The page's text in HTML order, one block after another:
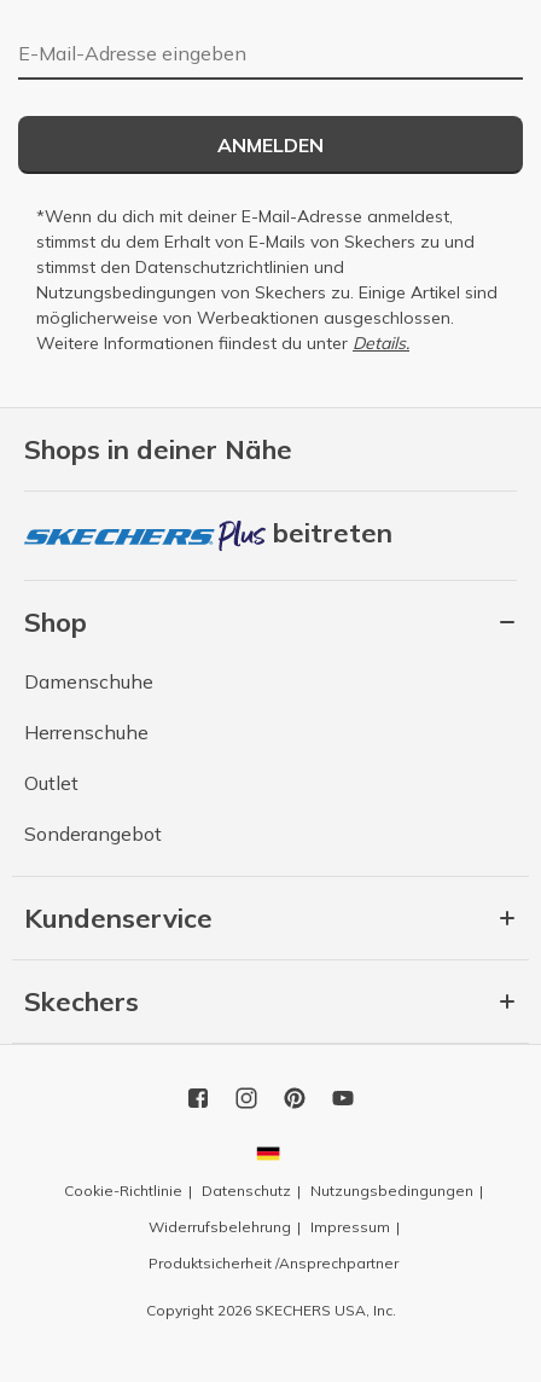
Shops in deiner Nähe
beitreten
Shop
Damenschuhe
Herrenschuhe
Outlet
Sonderangebot
Kundenservice
Skechers
E-Mail-Adresse
ANMELDEN
*Wenn du dich mit deiner E-Mail-Adresse anmeldest,
stimmst du dem Erhalt von E-Mails von Skechers zu und
stimmst den Datenschutzrichtlinien und
Nutzungsbedingungen von Skechers zu. Einige Artikel sind
möglicherweise von Werbeaktionen ausgeschlossen.
Weitere Informationen fiindest du unter Details.
Cookie-Richtlinie Datenschutz
Nutzungsbedingungen
Widerrufsbelehrung
Impressum
Produktsicherheit /Ansprechpartner
Copyright 2026 SKECHERS USA, Inc.